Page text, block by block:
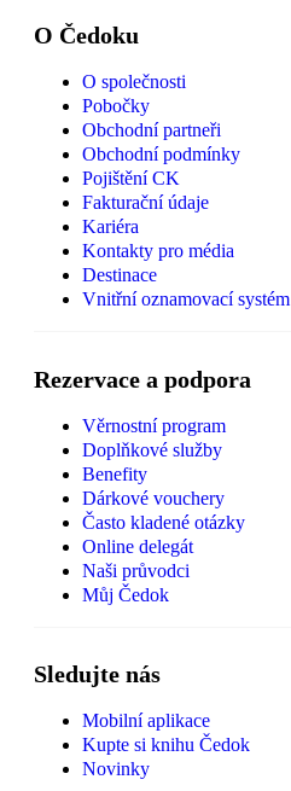
O Čedoku
O společnosti
Pobočky
Obchodní partneři
Obchodní podmínky
Pojištění CK
Fakturační údaje
Kariéra
Kontakty pro média
Destinace
Vnitřní oznamovací systém
Rezervace a podpora
Věrnostní program
Doplňkové služby
Benefity
Dárkové vouchery
Často kladené otázky
Online delegát
Naši průvodci
Můj Čedok
Sledujte nás
Mobilní aplikace
Kupte si knihu Čedok
Novinky